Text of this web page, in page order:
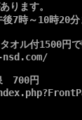
ります。
7時～10時20分
オル付1500円で
700円